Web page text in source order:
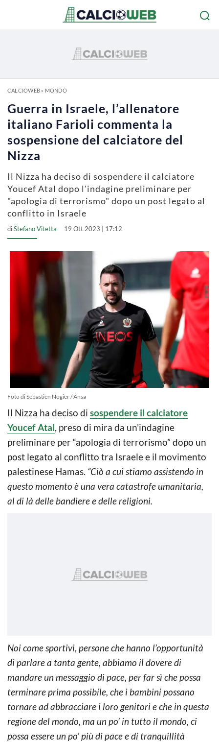
CALCIOWEB» MONDO
Guerra in Israele, l’allenatore
italiano Farioli commenta la
sospensione del calciatore del
Nizza
Il Nizza ha deciso di sospendere il calciatore
Youcef Atal dopo l'indagine preliminare per
"apologia di terrorismo" dopo un post legato al
conflitto in Israele
diStefano Vitetta 19 Ott 2023 | 17:12
Foto di Sebastien Nogier / Ansa
Il Nizza ha deciso di sospendere il calciatore
Youcef Atal, preso di mira da un’indagine
preliminare per “apologia di terrorismo” dopo un
post legato al conflitto tra Israele e il movimento
palestinese Hamas. “Ciò a cui stiamo assistendo in
questo momento è una vera catastrofe umanitaria,
al di là delle bandiere e delle religioni.
Noi come sportivi, persone che hanno l’opportunità
di parlare a tanta gente, abbiamo il dovere di
mandare un messaggio di pace, per far sì che possa
terminare prima possibile, che i bambini possano
tornare ad abbracciare i loro genitori e che in questa
regione del mondo, ma un po’ in tutto il mondo, ci
possa essere un po’ più di pace e di tranquillità